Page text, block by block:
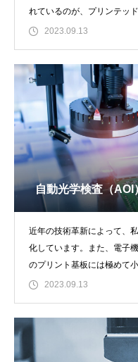
れているのが、プリンテッ
造技術です。プリン
2023.09.13
自動光学検査（AOI
近年の技術革新によって、
化しています。また、電子
のプリント基板には極めて
るようになりました
2023.09.13